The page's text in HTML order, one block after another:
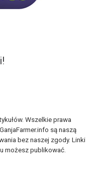
Wszelkie prawa
są naszą
bez naszej zgody. Linki
możesz publikować.